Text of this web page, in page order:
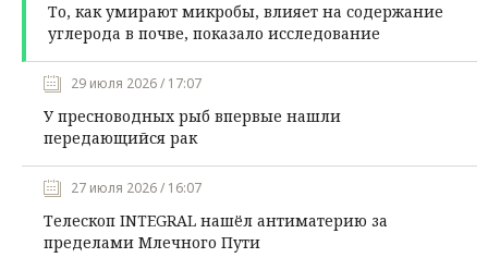
То, как умирают микробы, влияет на содержание
углерода в почве, показало исследование
29 июля 2026 / 17:07
У пресноводных рыб впервые нашли
передающийся рак
27 июля 2026 / 16:07
Телескоп INTEGRAL нашёл антиматерию за
пределами Млечного Пути